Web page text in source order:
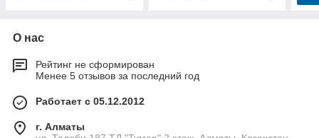
О нас
Рейтинг не сформирован
Менее 5 отзывов за последний год
Работает с 05.12.2012
г. Алматы